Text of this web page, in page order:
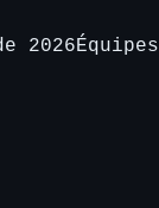
2026Équipes